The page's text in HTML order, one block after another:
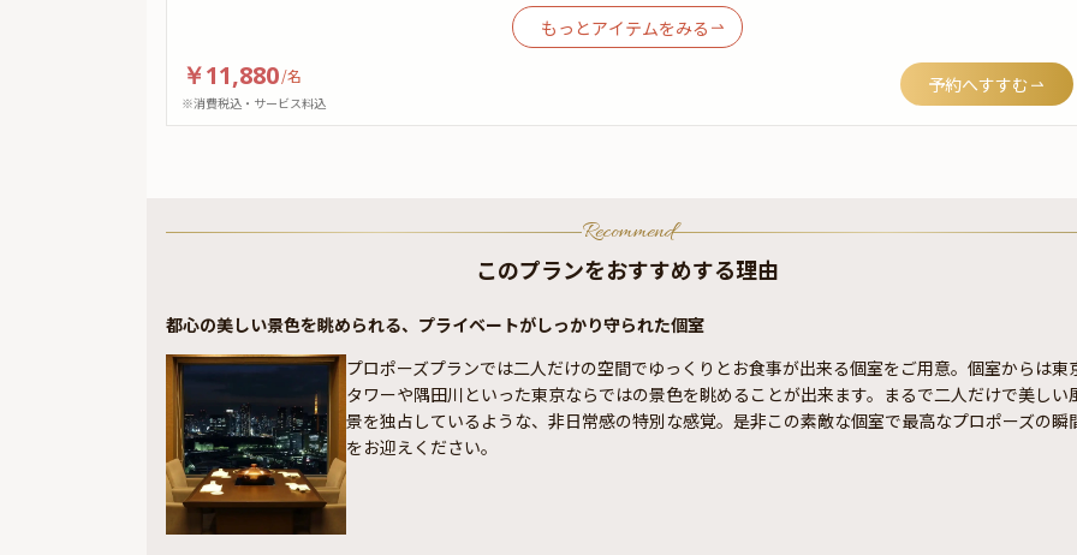
もっとアイテムをみる
￥11,880/名
※消費税込・サービス料込
予約へすすむ
Recommend
このプランをおすすめする理由
都心の美しい景色を眺められる、プライベートがしっかり守られた個室
プロポーズプランでは二人だけの空間でゆっくりとお食事が出来る個室をご用意。個室からは東
タワーや隅田川といった東京ならではの景色を眺めることが出来ます。まるで二人だけで美しい
景を独占しているような、非日常感の特別な感覚。是非この素敵な個室で最高なプロポーズの瞬
をお迎えください。